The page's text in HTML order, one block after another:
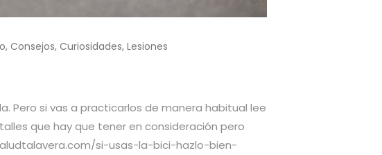
, Consejos, Curiosidades, Lesiones
Pero si vas a practicarlos de manera habitual lee
que hay que tener en consideración pero
si-usas-la-bici-hazlo-bien-